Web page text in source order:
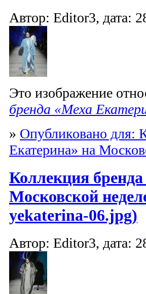
Автор: Editor3, дата:
Это изображение
бренда «Меха
» Опубликовано для:
Екатерина» на
Коллекция
Московской
yekaterina-06.jpg)
Автор: Editor3, дата: